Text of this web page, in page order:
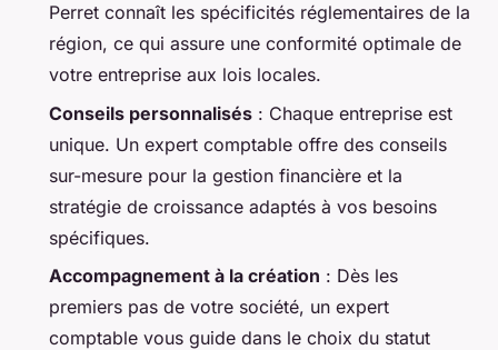
Perret connaît les spécificités réglementaires de la
région, ce qui assure une conformité optimale de
votre entreprise aux lois locales.
Conseils personnalisés : Chaque entreprise est
unique. Un expert comptable offre des conseils
sur-mesure pour la gestion financière et la
stratégie de croissance adaptés à vos besoins
spécifiques.
Accompagnement à la création : Dès les
premiers pas de votre société, un expert
comptable vous guide dans le choix du statut